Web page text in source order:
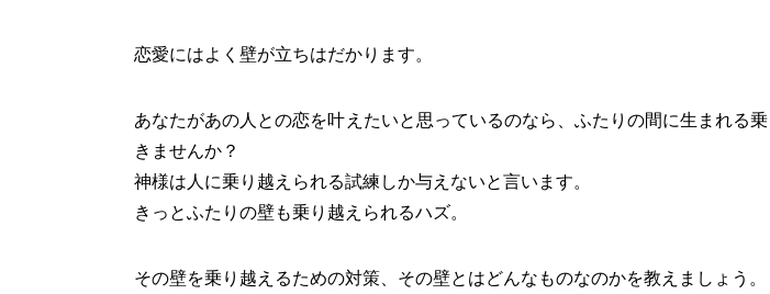
恋愛にはよく壁が立ちはだかります。
あなたがあの人との恋を叶えたいと思っているのなら、ふたりの間に生まれる
きませんか？
神様は人に乗り越えられる試練しか与えないと言います。
きっとふたりの壁も乗り越えられるハズ。
その壁を乗り越えるための対策、その壁とはどんなものなのかを教えましょう。